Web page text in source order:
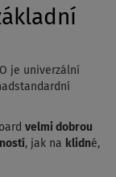
je univerzální
velmi dobrou
, jak na klidné,